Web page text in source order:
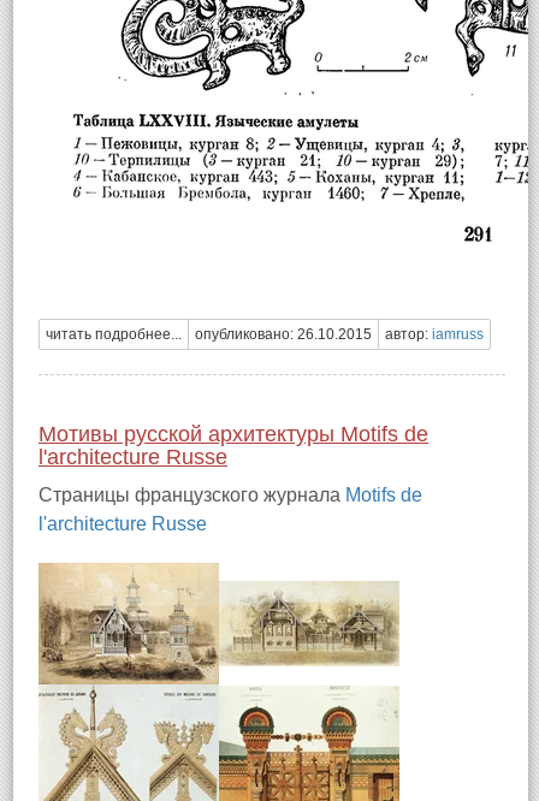
читать подробнее... опубликовано: 26.10.2015 автор: iamruss
Мотивы русской архитектуры Motifs de
l'architecture Russe
Страницы французского журнала Motifs de
l'architecture Russe